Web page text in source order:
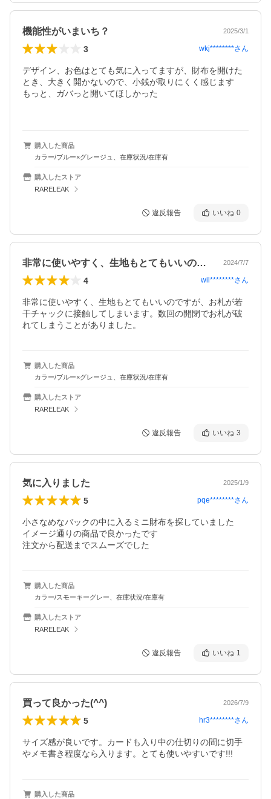
機能性がいまいち？ 2025/3/1
3 wkj********さん
デザイン、お色はとても気に入ってますが、財布を開けた
とき、大きく開かないので、小銭が取りにくく感じます
もっと、ガバっと開いてほしかった
購入した商品
カラー/ブルー×グレージュ、在庫状況/在庫有
購入したストア
RARELEAK
違反報告 いいね 0
非常に使いやすく、生地もとてもいいので… 2024/7/7
4 wil********さん
非常に使いやすく、生地もとてもいいのですが、お札が若
干チャックに接触してしまいます。数回の開閉でお札が破
れてしまうことがありました。
購入した商品
カラー/ブルー×グレージュ、在庫状況/在庫有
購入したストア
RARELEAK
違反報告 いいね 3
気に入りました 2025/1/9
5 pqe********さん
小さなめなバックの中に入るミニ財布を探していました
イメージ通りの商品で良かったです
購入した商品
カラー/スモーキーグレー、在庫状況/在庫有
購入したストア
RARELEAK
違反報告 いいね 1
買って良かった(^^) 2026/7/9
5 hr3********さん
サイズ感が良いです。カードも入り中の仕切りの間に切手
やメモ書き程度なら入ります。とても使いやすいです!!!
購入した商品